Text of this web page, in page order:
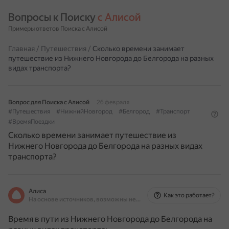
Вопросы к Поиску с Алисой
Примеры ответов Поиска с Алисой
Главная / Путешествия / Сколько времени занимает
путешествие из Нижнего Новгорода до Белгорода на разных
видах транспорта?
Вопрос для Поиска с Алисой
26 февраля
#Путешествия
#НижнийНовгород #Белгород
#Транспорт
#ВремяПоездки
Сколько времени занимает путешествие из
Нижнего Новгорода до Белгорода на разных видах
транспорта?
Алиса
На основе источников, возможны неточности
Как это работает?
Время в пути из Нижнего Новгорода до Белгорода на